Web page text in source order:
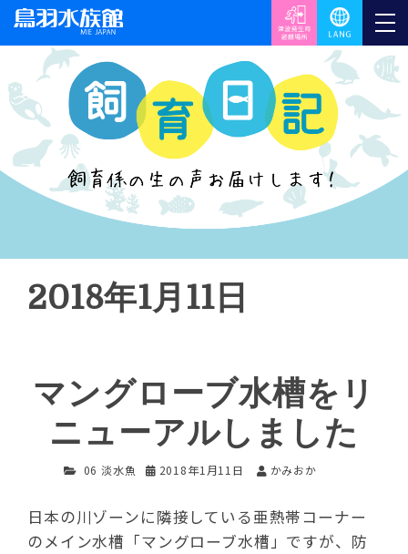
2018年1月11日
マングローブ水槽をリ
ニューアルしました
06 淡水魚 2018年1月11日 かみおか
日本の川ゾーンに隣接している亜熱帯コーナー
のメイン水槽「マングローブ水槽」ですが、防